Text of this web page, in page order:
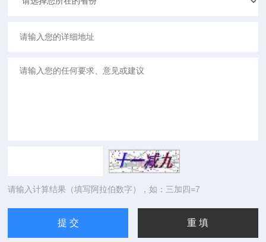
请输入计算结果（填写阿拉伯数字），如：三加四=7